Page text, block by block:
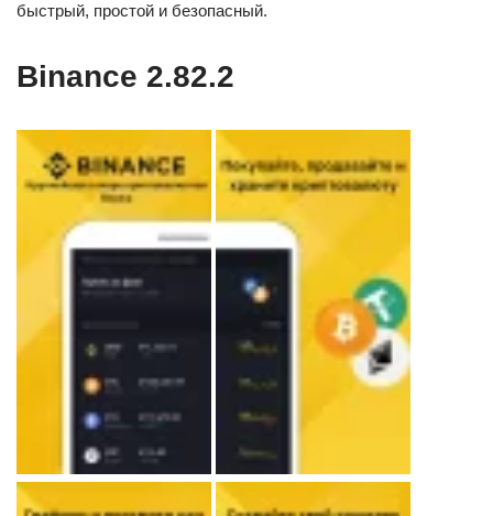
быстрый, простой и безопасный.
Binance 2.82.2